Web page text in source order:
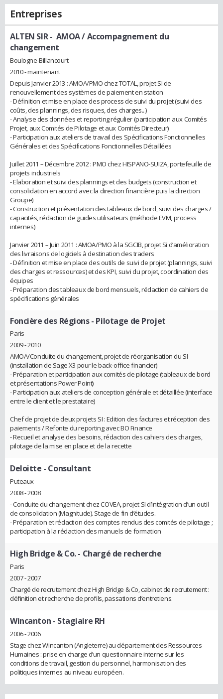
Entreprises
ALTEN SIR- AMOA / Accompagnement du
changement
Boulogne-Billancourt
2010 - maintenant
Depuis Janvier 2013 : AMOA/PMO chez TOTAL, projet SI de
renouvellement des systèmes de paiement en station
- Définition et mise en place des process de suivi du projet (suivi des
coûts, des plannings, des risques, des charges...)
- Analyse des données et reporting régulier (participation aux Comités
Projet, aux Comités de Pilotage et aux Comités Directeur)
- Participation aux ateliers de travail des Spécifications Fonctionnelles
Générales et des Spécifications Fonctionnelles Détaillées
Juillet 2011 – Décembre 2012 : PMO chez HISPANO-SUIZA, portefeuille de
projets industriels
- Elaboration et suivi des plannings et des budgets (construction et
consolidation en accord avec la direction financière puis la direction
Groupe)
- Construction et présentation des tableaux de bord, suivi des charges /
capacités, rédaction de guides utilisateurs (méthode EVM, process
internes)
Janvier 2011 – Juin 2011 : AMOA/PMO à la SGCIB, projet Si d’amélioration
des livraisons de logiciels à destination des traders
- Définition et mise en place des outils de suivi de projet (plannings, suivi
des charges et ressources) et des KPI, suivi du projet, coordination des
équipes
- Préparation des tableaux de bord mensuels, rédaction de cahiers de
spécifications générales
Foncière des Régions- Pilotage de Projet
Paris
2009 - 2010
AMOA/Conduite du changement, projet de réorganisation du SI
(installation de Sage X3 pour le back-office financier)
- Préparation et participation aux comités de pilotage (tableaux de bord
et présentations Power Point)
- Participation aux ateliers de conception générale et détaillée (interface
entre le client et le prestataire)
Chef de projet de deux projets SI : Edition des factures et réception des
paiements / Refonte du reporting avec BO Finance
- Recueil et analyse des besoins, rédaction des cahiers des charges,
pilotage de la mise en place et de la recette
Deloitte - Consultant
Puteaux
2008 - 2008
- Conduite du changement chez COVEA, projet SI d’intégration d’un outil
de consolidation (Magnitude). Stage de fin d’études.
- Préparation et rédaction des comptes rendus des comités de pilotage ;
participation à la rédaction des manuels de formation
High Bridge & Co.- Chargé de recherche
Paris
2007 - 2007
Chargé de recrutement chez High Bridge & Co, cabinet de recrutement :
définition et recherche de profils, passations d’entretiens.
Wincanton - Stagiaire RH
2006 - 2006
Stage chez Wincanton (Angleterre) au département des Ressources
Humaines : prise en charge d’un questionnaire interne sur les
conditions de travail, gestion du personnel, harmonisation des
politiques internes au niveau européen.